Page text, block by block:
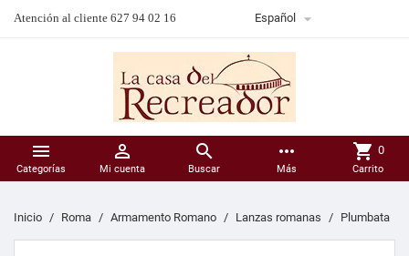
Atención al cliente 627 94 02 16 Español 

Categorías

Mi cuenta

Buscar
more_horiz
Más
shopping_cart 0
Carrito
Inicio Roma Armamento Romano Lanzas romanas Plumbata